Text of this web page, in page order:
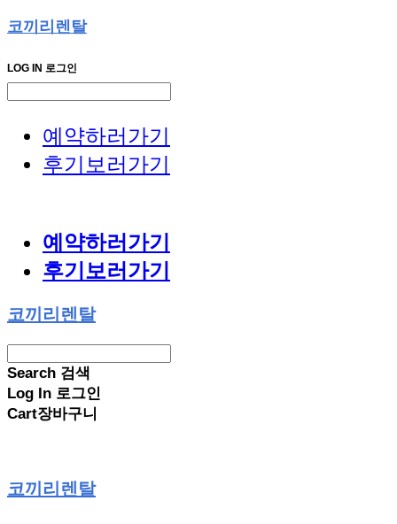
코끼리렌탈
LOG IN 로그인
예약하러가기
후기보러가기
예약하러가기
후기보러가기
코끼리렌탈
Search 검색
Log In 로그인
Cart장바구니
코끼리렌탈